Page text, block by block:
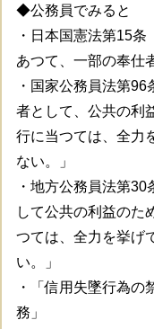
◆公務員でみると
・日本国憲法第15
あつて、一部の奉仕
・国家公務員法第
者として、公共の利
行に当つては、全力
ない。」
・地方公務員法第
して公共の利益のた
つては、全力を挙げ
い。」
・「信用失墜行為
務」